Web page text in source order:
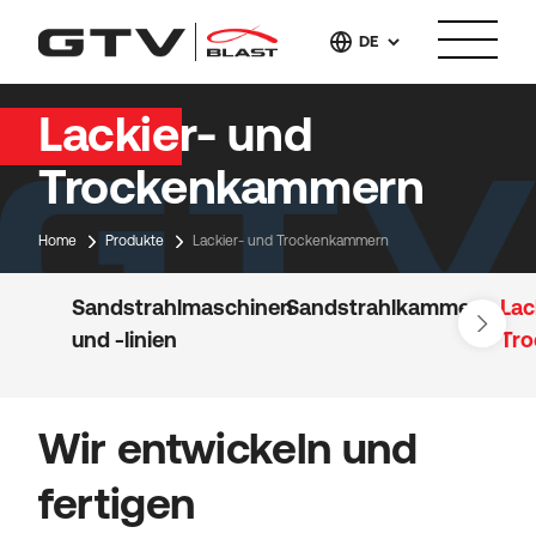
DE
Lackier- und
Trockenkammern
Home Produkte Lackier- und Trockenkammern
Sandstrahlmaschinen
und -linien
Sandstrahlkammer
Wir entwickeln und
fertigen